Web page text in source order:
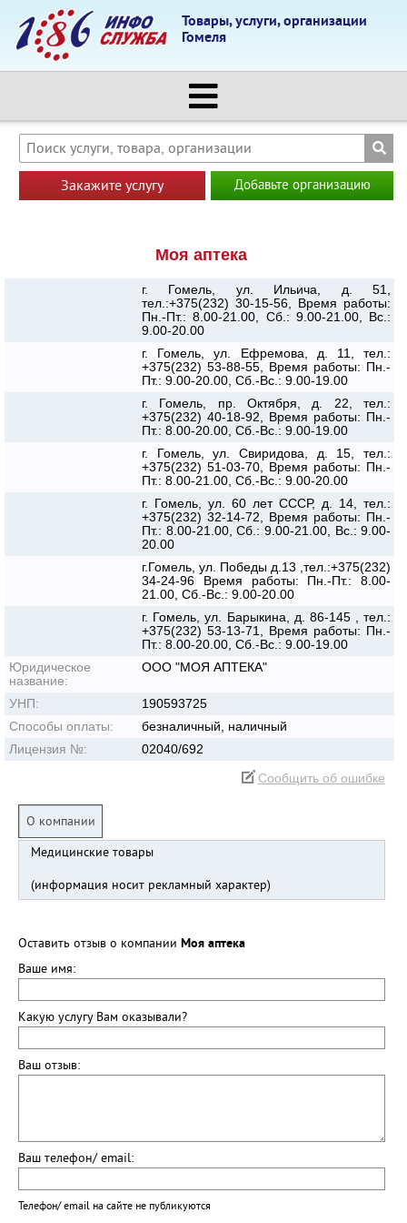
Товары, услуги, организации
Гомеля
Закажите услугу Добавьте организацию
Моя аптека
г. Гомель, ул. Ильича, д. 51,
тел.:+375(232) 30-15-56, Время работы:
Пн.-Пт.: 8.00-21.00, Сб.: 9.00-21.00, Вс.:
9.00-20.00
г. Гомель, ул. Ефремова, д. 11, тел.:
+375(232) 53-88-55, Время работы: Пн.-
Пт.: 9.00-20.00, Сб.-Вс.: 9.00-19.00
г. Гомель, пр. Октября, д. 22, тел.:
+375(232) 40-18-92, Время работы: Пн.-
Пт.: 8.00-20.00, Сб.-Вс.: 9.00-19.00
г. Гомель, ул. Свиридова, д. 15, тел.:
+375(232) 51-03-70, Время работы: Пн.-
Пт.: 8.00-21.00, Сб.-Вс.: 9.00-20.00
г. Гомель, ул. 60 лет СССР, д. 14, тел.:
+375(232) 32-14-72, Время работы: Пн.-
Пт.: 8.00-21.00, Сб.: 9.00-21.00, Вс.: 9.00-
20.00
г.Гомель, ул. Победы д.13 ,тел.:+375(232)
34-24-96 Время работы: Пн.-Пт.: 8.00-
21.00, Сб.-Вс.: 9.00-20.00
г. Гомель, ул. Барыкина, д. 86-145 , тел.:
+375(232) 53-13-71, Время работы: Пн.-
Пт.: 8.00-20.00, Сб.-Вс.: 9.00-19.00
Юридическое
название:
ООО "МОЯ АПТЕКА"
УНП:
190593725
Способы оплаты:
безналичный, наличный
Лицензия №:
02040/692
Сообщить об ошибке
О компании
Медицинские товары
(информация носит рекламный характер)
Оставить отзыв о компании Моя аптека
Ваше имя:
Какую услугу Вам оказывали?
Ваш отзыв:
Ваш телефон/ email:
Телефон/ email на сайте не публикуются